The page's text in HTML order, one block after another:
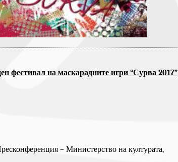
фестивал на маскарадните игри “Сурва 2017”
– Министерство на културата,